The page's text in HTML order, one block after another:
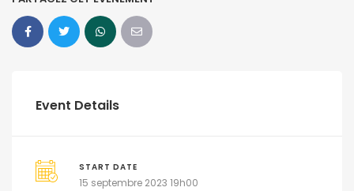
Event Details
START DATE
15 septembre 2023 19h00